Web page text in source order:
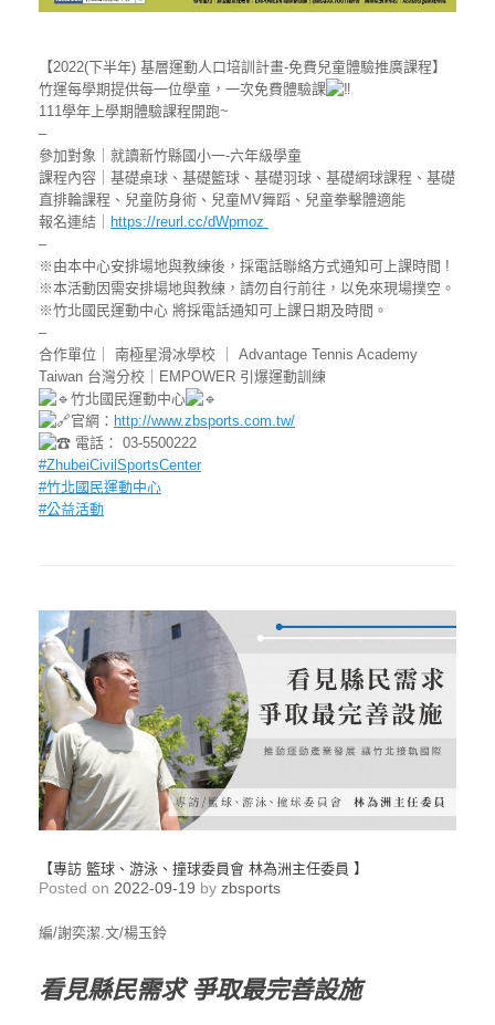
【2022(下半年) 基層運動人口培訓計畫-免費兒童體驗推廣課程】
竹運每學期提供每一位學童，一次免費體驗課
111學年上學期體驗課程開跑~
–
參加對象｜就讀新竹縣國小一-六年級學童
課程內容｜基礎桌球、基礎籃球、基礎羽球、基礎網球課程、基礎
直排輪課程、兒童防身術、兒童MV舞蹈、兒童拳擊體適能
報名連結｜ https://reurl.cc/dWpmoz
–
※由本中心安排場地與教練後，採電話聯絡方式通知可上課時間 !
※本活動因需安排場地與教練，請勿自行前往，以免來現場撲空。
※竹北國民運動中心 將採電話通知可上課日期及時間。
–
合作單位｜ 南極星滑冰學校 ｜ Advantage Tennis Academy
Taiwan 台灣分校｜EMPOWER 引爆運動訓練
竹北國民運動中心
官網： http://www.zbsports.com.tw/
電話： 03-5500222
#ZhubeiCivilSportsCenter
#竹北國民運動中心
#公益活動
【專訪 籃球、游泳、撞球委員會 林為洲主任委員 】
Posted on 2022-09-19 by zbsports
編/謝奕潔.文/楊玉鈴
看見縣民需求 爭取最完善設施